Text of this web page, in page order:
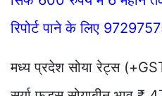
रिपोर्ट पाने के लिए
मध्य प्रदेश सोया रेट्स